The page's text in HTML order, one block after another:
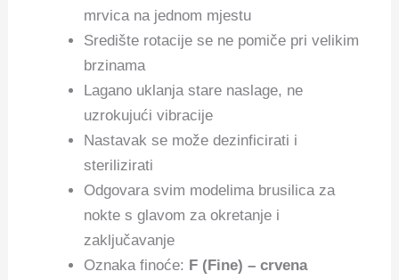
mrvica na jednom mjestu
Središte rotacije se ne pomiče pri velikim
brzinama
Lagano uklanja stare naslage, ne
uzrokujući vibracije
Nastavak se može dezinficirati i
sterilizirati
Odgovara svim modelima brusilica za
nokte s glavom za okretanje i
zaključavanje
Oznaka finoće: F (Fine) – crvena